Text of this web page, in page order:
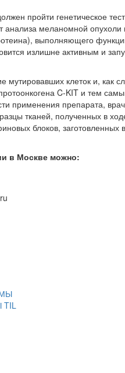
пройти генетическое
анализа меланомной опухоли
выполняющего
излишне активным и
клеток и, как
C-KIT и тем
применения препарата,
тканей, полученных в
блоков, заготовленных в
в Москве можно: